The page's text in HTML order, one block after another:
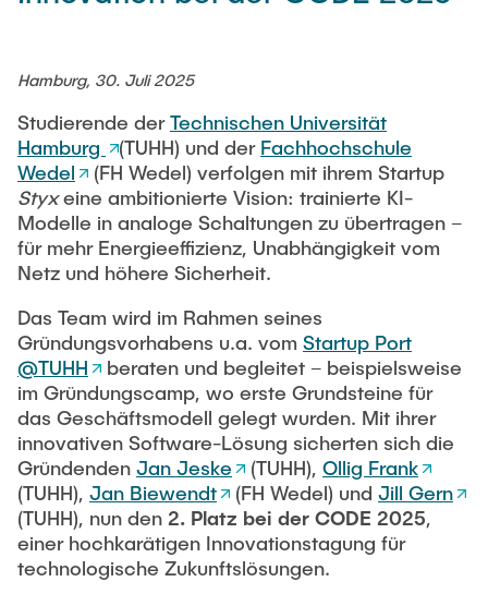
Flyer und Broschüren
Magazin spektrum
Veranstaltungen
Merchandise-Shop
Arbeiten an der TU Hamburg
Stellenausschreibungen
Berufsausbildung und Praktika
Berufungen
Neue Mitarbeitende
Intern
Rund ums Studium
Studienorganisation
AI in Education
Für Absolventinnen und Absolventen
Berufseinstieg - Career Center
Graduiertenakademie
Promotion und Habilitation
Wissenschaftliche Weiterbildung
Lehre und Lernen
Best Practices Lehre
Hochschuldidaktik - ZLL
Forschungsförderung
Early Career Researchers
Gute Wissenschaftliche Praxis
Team
Neues aus der Forschung &
Transfer
Interdisziplinärer Workshop des FSP
„Biobasierte Prozesse und
Reaktortechnologien“
Technologie und Innovation in der Bildung
News
Studiengänge
Forschung und Institute
Management-Wissenschaften und Technologie
Studiengänge
Forschung und Institute
Maschinenbau
Studiengänge
Forschung und Institute
Studienbereich FIT
Intercultural Hub
Partnerships and Strategy
Partnerhochschulen Studierendenaustausch
Eine Partnerschaft vereinbaren
Strategie
ECIU University
Contacts & International Team
Hamburg, 30. Juli 2025
Studierende derTechnischen Universität
Hamburg
(TUHH) und der Fachhochschule
Wedel
(FH Wedel) verfolgen mit ihrem Startup
Styxeine ambitionierte Vision: trainierte KI-
Modelle in analoge Schaltungen zu übertragen –
für mehr Energieeffizienz, Unabhängigkeit vom
Netz und höhere Sicherheit.
Das Team wird im Rahmen seines
Gründungsvorhabens u.a. vom Startup Port
@TUHH
beraten und begleitet – beispielsweise
im Gründungscamp, wo erste Grundsteine für
das Geschäftsmodell gelegt wurden. Mit ihrer
innovativen Software-Lösung sicherten sich die
Gründenden Jan Jeske (TUHH), Ollig Frank
(TUHH), Jan Biewendt (FH Wedel) und Jill Gern
(TUHH), nun den 2. Platz bei der CODE 2025,
einer hochkarätigen Innovationstagung für
technologische Zukunftslösungen.